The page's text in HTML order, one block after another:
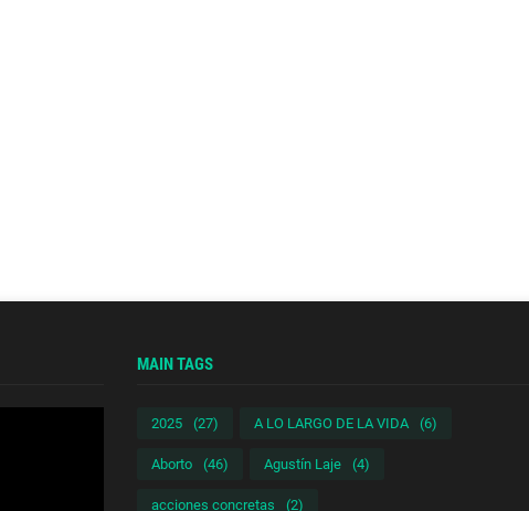
MAIN TAGS
2025 (27) A LO LARGO DE LA VIDA (6)
Aborto (46) Agustín Laje (4)
acciones concretas (2)